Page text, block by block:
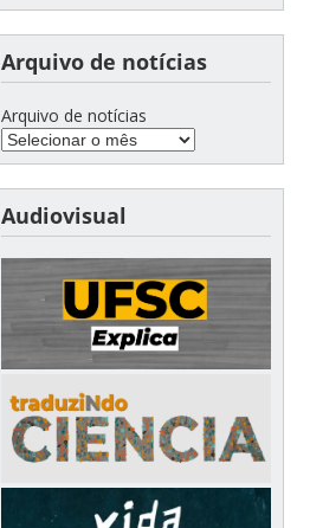
Arquivo de notícias
Arquivo de notícias
Audiovisual